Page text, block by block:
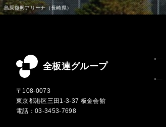
全板連グループ
〒108-0073
東京都港区三田1-3-37 板金会館
電話：03-3453-7698